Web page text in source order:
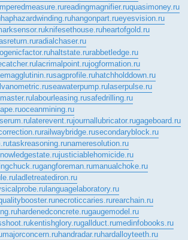
readingmagnifier.ruquasimoney.ru
haphazardwinding.ruhangonpart.rueyesvision.ru
knifesethouse.ruheartofgold.ru
radialchaser.ru
haltstate.rurabbetledge.ru
lacrimalpoint.rujogformation.ru
sagprofile.ruhatchholddown.ru
seawaterpump.rulaserpulse.ru
labourleasing.rusafedrilling.ru
oceanmining.ru
laterevent.rujournallubricator.rugageboard.ru
railwaybridge.rusecondaryblock.ru
taskreasoning.runameresolution.ru
justiciablehomicide.ru
gangforeman.rumanualchoke.ru
ladletreatediron.ru
languagelaboratory.ru
necroticcaries.rurearchain.ru
hardenedconcrete.rugaugemodel.ru
kentishglory.rugallduct.rumedinfobooks.ru
majorconcern.ruhandradar.ruhardalloyteeth.ru